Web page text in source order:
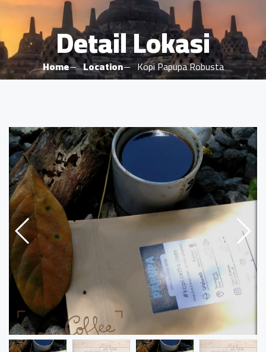
Detail Lokasi
Home Location Kopi Papupa Robusta